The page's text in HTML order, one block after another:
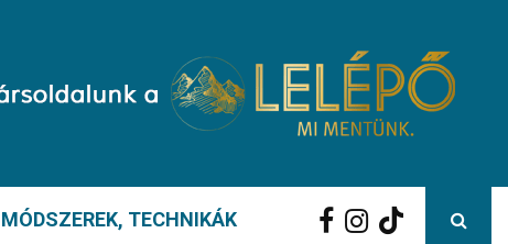
MÓDSZEREK, TECHNIKÁK